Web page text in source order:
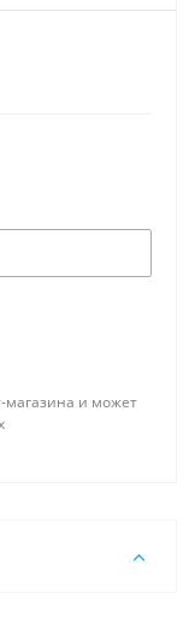
магазина и может